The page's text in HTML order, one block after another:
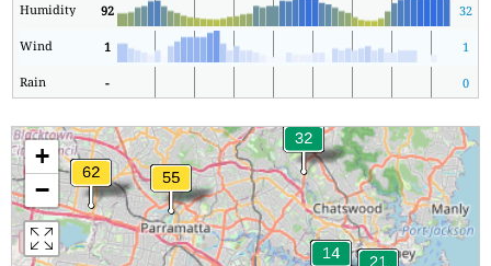
Humidity 92 32
Wind 1 1
Rain - 0
+
−